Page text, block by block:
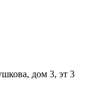
дом 3, эт 3